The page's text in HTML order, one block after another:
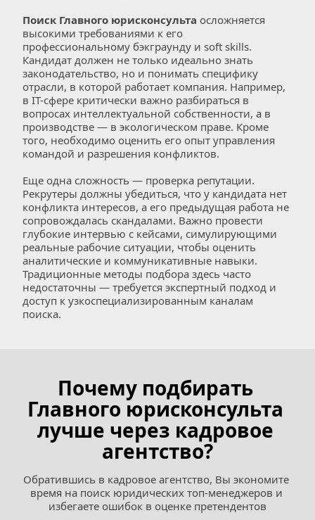
Поиск Главного юрисконсульта осложняется
высокими требованиями к его
профессиональному бэкграунду и soft skills.
Кандидат должен не только идеально знать
законодательство, но и понимать специфику
отрасли, в которой работает компания. Например,
в IT-сфере критически важно разбираться в
вопросах интеллектуальной собственности, а в
производстве — в экологическом праве. Кроме
того, необходимо оценить его опыт управления
командой и разрешения конфликтов.
Еще одна сложность — проверка репутации.
Рекрутеры должны убедиться, что у кандидата нет
конфликта интересов, а его предыдущая работа не
сопровождалась скандалами. Важно провести
глубокие интервью с кейсами, симулирующими
реальные рабочие ситуации, чтобы оценить
аналитические и коммуникативные навыки.
Традиционные методы подбора здесь часто
недостаточны — требуется экспертный подход и
доступ к узкоспециализированным каналам
поиска.
Почему подбирать
Главного юрисконсульта
лучше через кадровое
агентство?
Обратившись в кадровое агентство, Вы экономите
время на поиск юридических топ-менеджеров и
избегаете ошибок в оценке претендентов